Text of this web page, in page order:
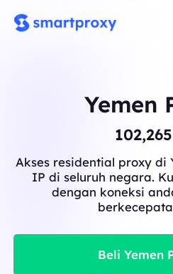
Yemen
102,265
Akses residential proxy di
IP di seluruh negara.
dengan koneksi
Beli Yemen